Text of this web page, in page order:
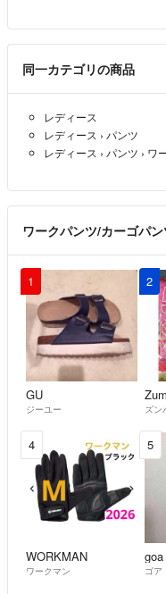
同一カテゴリの商品
レディース
レディース › パンツ
レディース › パンツ › ワ
ワークパンツ/カーゴパ
1
GU
ジーユー
2
ズン
4
WORKMAN
ワークマン
5
goa
ゴア